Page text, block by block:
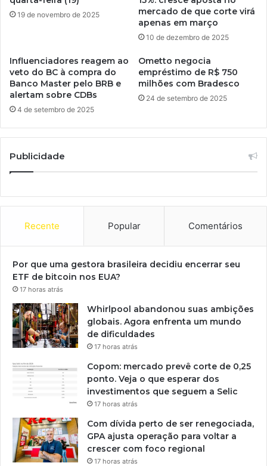
19 de novembro de 2025
mercado de que corte virá
apenas em março
10 de dezembro de 2025
Influenciadores reagem ao
veto do BC à compra do
Banco Master pelo BRB e
alertam sobre CDBs
4 de setembro de 2025
Ometto negocia
empréstimo de R$ 750
milhões com Bradesco
24 de setembro de 2025
Publicidade
Recente Popular Comentários
Por que uma gestora brasileira decidiu encerrar seu
ETF de bitcoin nos EUA?
17 horas atrás
Whirlpool abandonou suas ambições
globais. Agora enfrenta um mundo
de dificuldades
17 horas atrás
Copom: mercado prevê corte de 0,25
ponto. Veja o que esperar dos
investimentos que seguem a Selic
17 horas atrás
Com dívida perto de ser renegociada,
GPA ajusta operação para voltar a
crescer com foco regional
17 horas atrás